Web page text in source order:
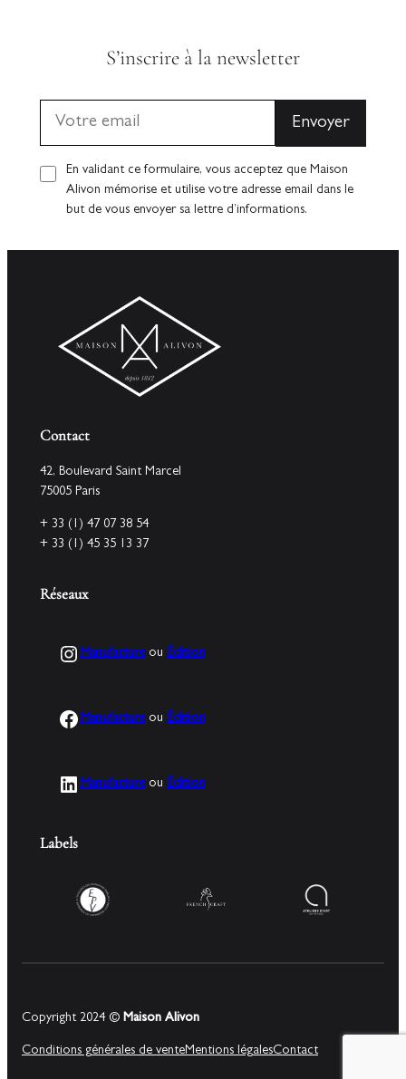
S’inscrire à la newsletter
En validant ce formulaire, vous acceptez que Maison
Alivon mémorise et utilise votre adresse email dans le
but de vous envoyer sa lettre d’informations.
Contact
42, Boulevard Saint Marcel
75005 Paris
+ 33 (1) 47 07 38 54
+ 33 (1) 45 35 13 37
Réseaux
Instagram
Manufactureou Édition
Facebook
Manufactureou Édition
LinkedIn
Manufactureou Édition
Labels
Copyright 2024 © Maison Alivon
Conditions générales de venteMentions légalesContact